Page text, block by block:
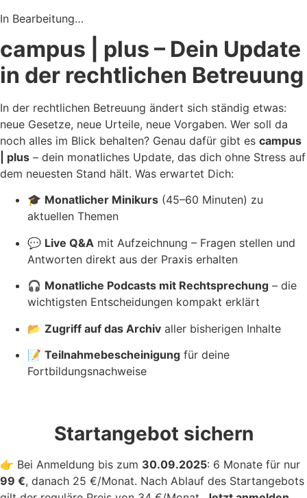
In Bearbeitung…
campus | plus – Dein Update
in der rechtlichen Betreuung
In der rechtlichen Betreuung ändert sich ständig etwas:
neue Gesetze, neue Urteile, neue Vorgaben. Wer soll da
noch alles im Blick behalten? Genau dafür gibt es campus
| plus – dein monatliches Update, das dich ohne Stress auf
dem neuesten Stand hält. Was erwartet Dich:
🎓 Monatlicher Minikurs (45–60 Minuten) zu
aktuellen Themen
💬 Live Q&A mit Aufzeichnung – Fragen stellen und
Antworten direkt aus der Praxis erhalten
🎧 Monatliche Podcasts mit Rechtsprechung – die
wichtigsten Entscheidungen kompakt erklärt
📂 Zugriff auf das Archiv aller bisherigen Inhalte
📝 Teilnahmebescheinigung für deine
Fortbildungsnachweise
Startangebot sichern
👉 Bei Anmeldung bis zum 30.09.2025: 6 Monate für nur
99 €, danach 25 €/Monat. Nach Ablauf des Startangebots